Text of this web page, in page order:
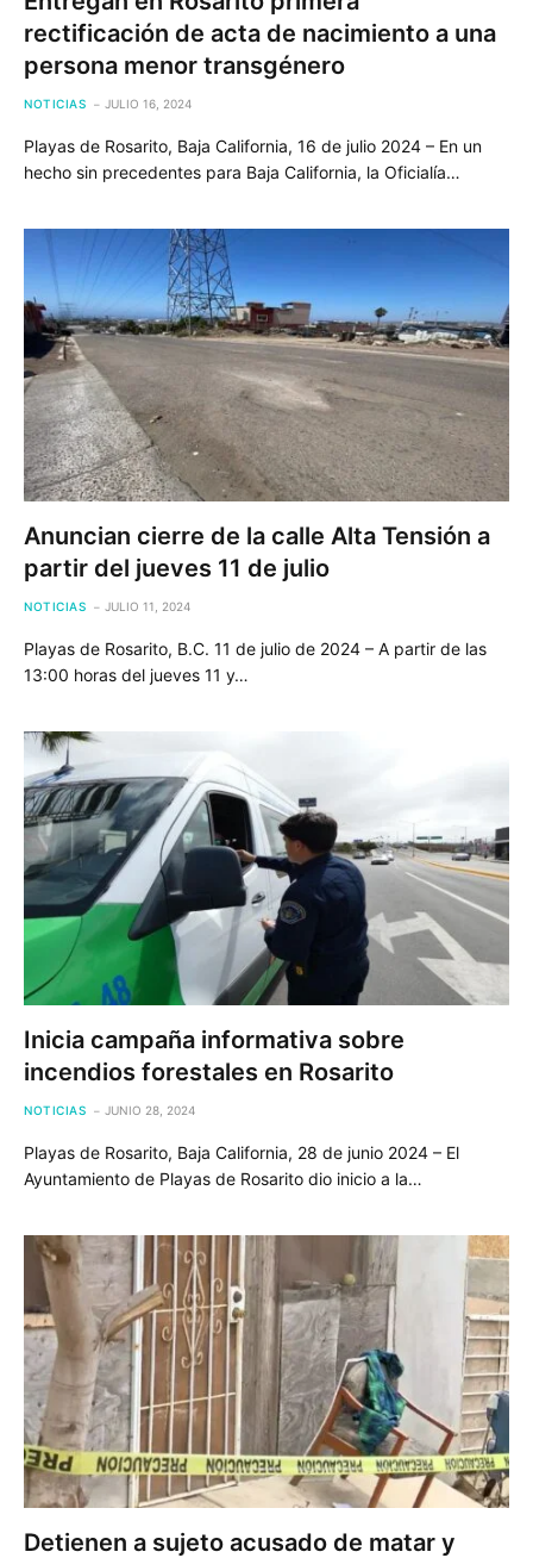
rectificación de acta de nacimiento a una
persona menor transgénero
NOTICIAS JULIO 16, 2024
Playas de Rosarito, Baja California, 16 de julio 2024 – En un
hecho sin precedentes para Baja California, la Oficialía…
Anuncian cierre de la calle Alta Tensión a
partir del jueves 11 de julio
NOTICIAS JULIO 11, 2024
Playas de Rosarito, B.C. 11 de julio de 2024 – A partir de las
13:00 horas del jueves 11 y…
Inicia campaña informativa sobre
incendios forestales en Rosarito
NOTICIAS JUNIO 28, 2024
Playas de Rosarito, Baja California, 28 de junio 2024 – El
Ayuntamiento de Playas de Rosarito dio inicio a la…
Detienen a sujeto acusado de matar y